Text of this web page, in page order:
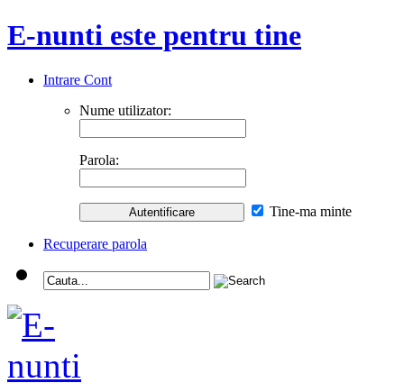
E-nunti este pentru tine
Intrare Cont
Nume utilizator:
Parola:
Tine-ma minte
Recuperare parola